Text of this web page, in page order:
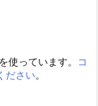
使っています。
コ
ださい。